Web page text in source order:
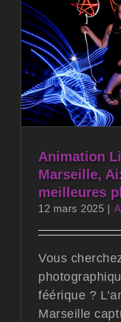
Animation
Marseille,
meilleures
12 mars 2025 |
Vous
féérique ?
Marseille